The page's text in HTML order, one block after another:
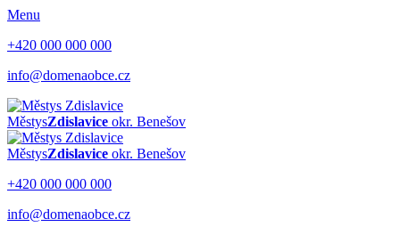
Menu
+420 000 000 000
info@domenaobce.cz
MěstysZdislavice okr. Benešov
MěstysZdislavice okr. Benešov
+420 000 000 000
info@domenaobce.cz